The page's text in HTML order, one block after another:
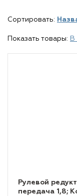
Сортировать:
Показать товары: В
Рулевой
передача 1,8;